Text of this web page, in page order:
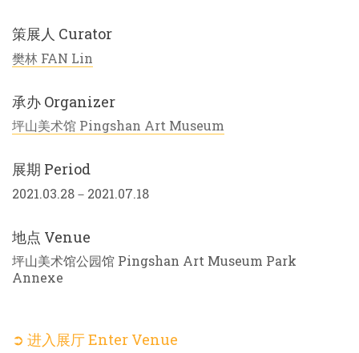
策展人 Curator
樊林 FAN Lin
承办 Organizer
坪山美术馆 Pingshan Art Museum
展期 Period
2021.03.28－2021.07.18
地点 Venue
坪山美术馆公园馆 Pingshan Art Museum Park
Annexe
➲ 进入展厅 Enter Venue